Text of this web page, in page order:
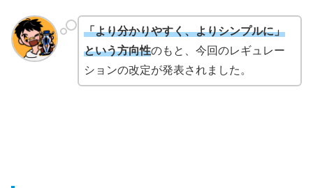
「より分かりやすく、よりシンプルに」
という方向性のもと、今回のレギュレー
ションの改定が発表されました。